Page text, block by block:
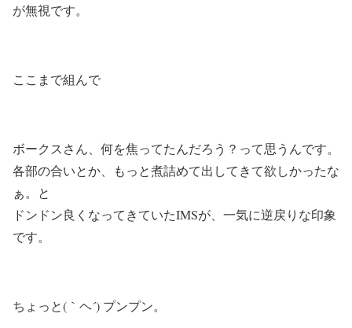
が無視です。
ここまで組んで
ボークスさん、何を焦ってたんだろう？って思うんです。
各部の合いとか、もっと煮詰めて出してきて欲しかったな
ぁ。と
ドンドン良くなってきていたIMSが、一気に逆戻りな印象
です。
ちょっと(｀ヘ´) プンプン。